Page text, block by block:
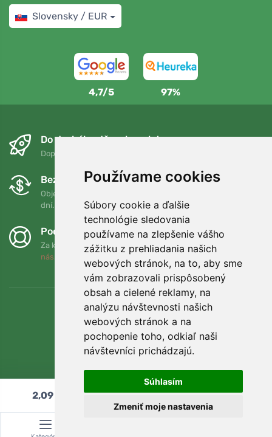
Používame cookies
Súbory cookie a ďalšie
technológie sledovania
používame na zlepšenie vášho
zážitku z prehliadania našich
webových stránok, na to, aby sme
vám zobrazovali prispôsobený
obsah a cielené reklamy, na
analýzu návštevnosti našich
webových stránok a na
pochopenie toho, odkiaľ naši
návštevníci prichádzajú.
Súhlasím
Zmeniť moje nastavenia
Slovensky / EUR
4,7/5 97%
Do druhého dňa a bezplatne
Doprava zadarmo pri objednávkach nad 75 EUR
Bezplatná výmena a vrátenie tovaru
Objednávku môžete kedykoľvek vrátiť alebo vymeniť do 90
dní.
Podporujeme Trees.org
Za každú objednávku zasadíme strom! Prečítajte si viac
nás
2,09 Pridať do košíka